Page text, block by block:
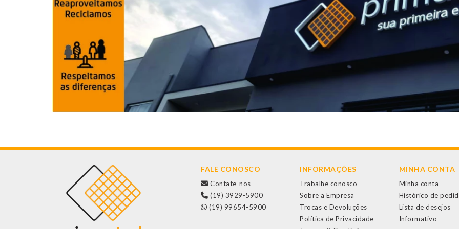
FALE CONOSCO
Contate-nos
(19) 3929-5900
(19) 99654-5900
INFORMAÇÕES
Trabalhe conosco
Sobre a Empresa
Trocas e Devoluções
Política de Privacidade
MINHA CONTA
Minha conta
Histórico de
Lista de desejos
Informativo